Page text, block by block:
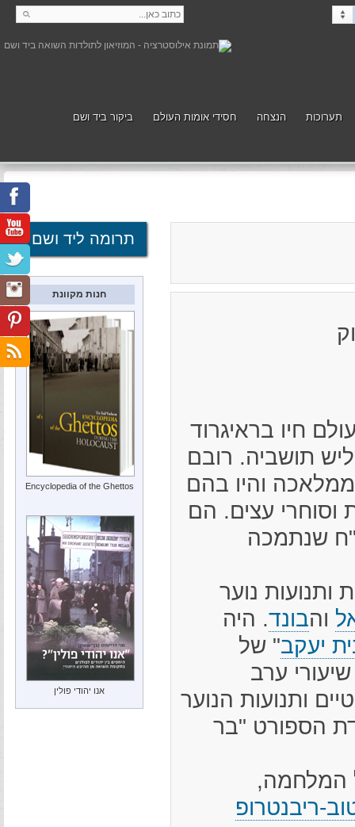
תערוכות הנצחה חסידי אומות העולם ביקור ביד ושם
חיו בראיגרוד
כשליש תושביה. רובם
והיו בהם
וסוחרי עצים. הם
שנתמכה
ותנועות נוער
והבונד. היה
יעקב" של
ערב
ותנועות הנוער
הספורט "בר
המלחמה,
ריבנטרופ
תרומה ליד ושם
חנות מקוונת
Encyclopedia of the Ghettos
אנו יהודי פולין